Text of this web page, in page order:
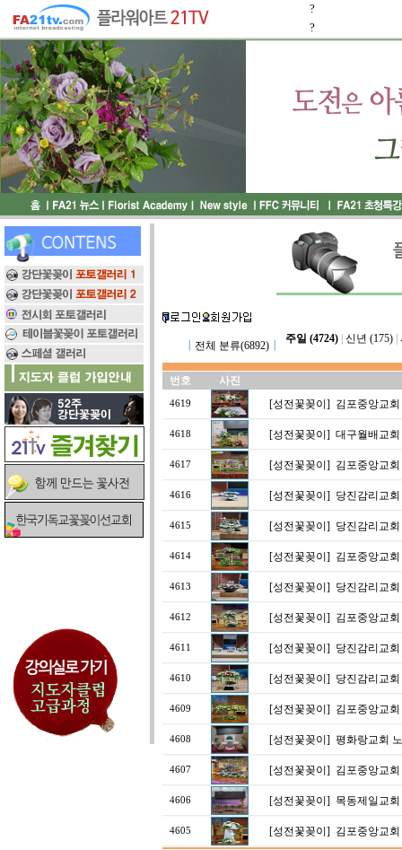
?
?
전체 분류(6892)┃
주일 (4724)| 신년 (175)|
번호 사진
4619 [성전꽃꽂이] 김포중앙교
4618 [성전꽃꽂이] 대구월배교
4617 [성전꽃꽂이] 김포중앙교회
4616 [성전꽃꽂이] 당진감리교
4615 [성전꽃꽂이] 당진감리교
4614 [성전꽃꽂이] 김포중앙교회
4613 [성전꽃꽂이] 당진감리교
4612 [성전꽃꽂이] 김포중앙교회
4611 [성전꽃꽂이] 당진감리교
4610 [성전꽃꽂이] 당진감리교
4609 [성전꽃꽂이] 김포중앙교회
4608 [성전꽃꽂이] 평화랑교회
4607 [성전꽃꽂이] 김포중앙교
4606 [성전꽃꽂이] 목동제일교
4605 [성전꽃꽂이] 김포중앙교